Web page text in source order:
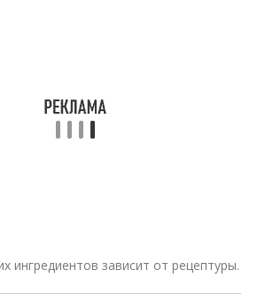
ингредиентов зависит от рецептуры.